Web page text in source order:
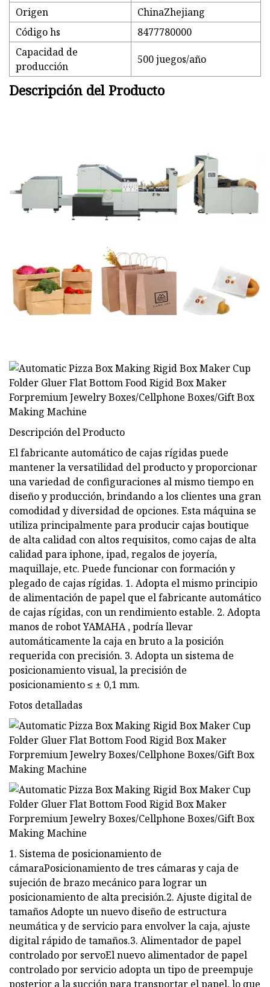
Origen
ChinaZhejiang
Código hs
8477780000
Capacidad de
producción
500 juegos/año
Descripción del Producto
Descripción del Producto
El fabricante automático de cajas rígidas puede
mantener la versatilidad del producto y proporcionar
una variedad de configuraciones al mismo tiempo en
diseño y producción, brindando a los clientes una gran
comodidad y diversidad de opciones. Esta máquina se
utiliza principalmente para producir cajas boutique
de alta calidad con altos requisitos, como cajas de alta
calidad para iphone, ipad, regalos de joyería,
maquillaje, etc. Puede funcionar con formación y
plegado de cajas rígidas. 1. Adopta el mismo principio
de alimentación de papel que el fabricante automático
de cajas rígidas, con un rendimiento estable. 2. Adopta
manos de robot YAMAHA , podría llevar
automáticamente la caja en bruto a la posición
requerida con precisión. 3. Adopta un sistema de
posicionamiento visual, la precisión de
posicionamiento ≤ ± 0,1 mm.
Fotos detalladas
1. Sistema de posicionamiento de
cámaraPosicionamiento de tres cámaras y caja de
sujeción de brazo mecánico para lograr un
posicionamiento de alta precisión.2. Ajuste digital de
tamaños Adopte un nuevo diseño de estructura
neumática y de servicio para envolver la caja, ajuste
digital rápido de tamaños.3. Alimentador de papel
controlado por servoEl nuevo alimentador de papel
controlado por servicio adopta un tipo de preempuje
posterior a la succión para transportar el papel, lo que